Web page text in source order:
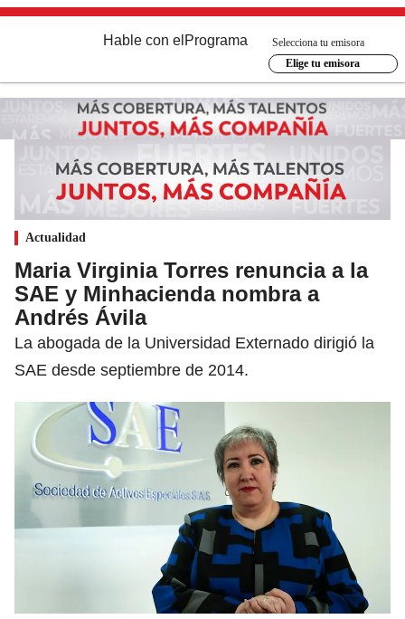
Hable con el Programa
Selecciona tu emisora
Elige tu emisora
Actualidad
Maria Virginia Torres renuncia a la
SAE y Minhacienda nombra a
Andrés Ávila
La abogada de la Universidad Externado dirigió la
SAE desde septiembre de 2014.